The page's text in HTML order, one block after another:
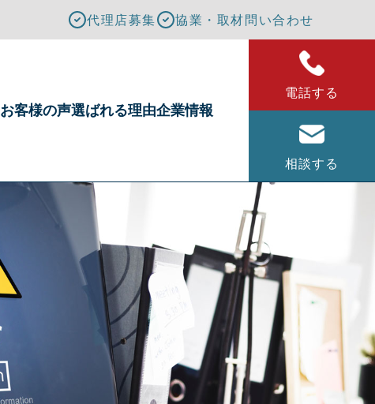
代理店募集 協業・取材問い合わせ
お客様の声選ばれる理由企業情報
電話する
相談する